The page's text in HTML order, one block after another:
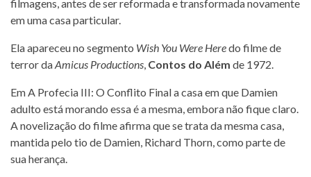
filmagens, antes de ser reformada e transformada novamente
em uma casa particular.
Ela apareceu no segmento Wish You Were Heredo filme de
terror daAmicus Productions, Contos do Além de 1972.
Em A Profecia III: O Conflito Final a casa em que Damien
adulto está morando essa é a mesma, embora não fique claro.
A novelização do filme afirma que se trata da mesma casa,
mantida pelo tio de Damien, Richard Thorn, como parte de
sua herança.